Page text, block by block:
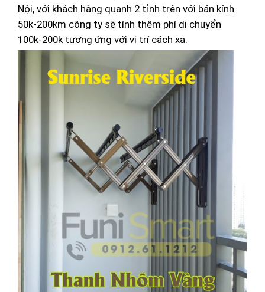
Nội, với khách hàng quanh 2 tỉnh trên với bán kính
50k-200km công ty sẽ tính thêm phí di chuyển
100k-200k tương ứng với vị trí cách xa.